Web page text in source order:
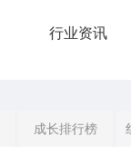
行业资讯
成长排行榜